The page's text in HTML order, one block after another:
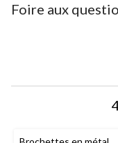
Foire aux